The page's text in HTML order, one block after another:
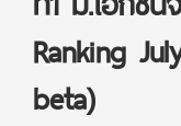
Ranking
beta)